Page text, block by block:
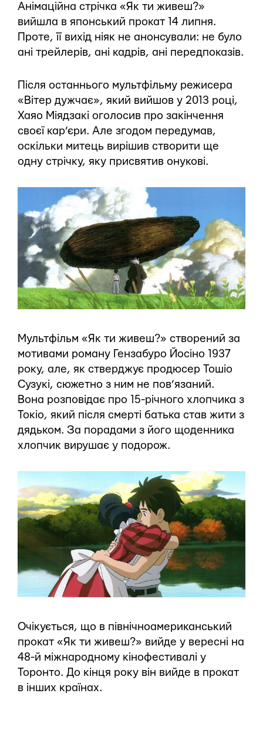
Анімаційна стрічка «Як ти живеш?»
вийшла в японський прокат 14 липня.
Проте, її вихід ніяк не анонсували: не було
ані трейлерів, ані кадрів, ані передпоказів.
Після останнього мультфільму режисера
«Вітер дужчає», який вийшов у 2013 році,
Хаяо Міядзакі оголосив про закінчення
своєї кар’єри. Але згодом передумав,
оскільки митець вирішив створити ще
одну стрічку, яку присвятив онукові.
Мультфільм «Як ти живеш?» створений за
мотивами роману Гензабуро Йосіно 1937
року, але, як стверджує продюсер Тошіо
Сузукі, сюжетно з ним не пов’язаний.
Вона розповідає про 15-річного хлопчика з
Токіо, який після смерті батька став жити з
дядьком. За порадами з його щоденника
хлопчик вирушає у подорож.
Очікується, що в північноамериканський
прокат «Як ти живеш?» вийде у вересні на
48-й міжнародному кінофестивалі у
Торонто. До кінця року він вийде в прокат
в інших країнах.